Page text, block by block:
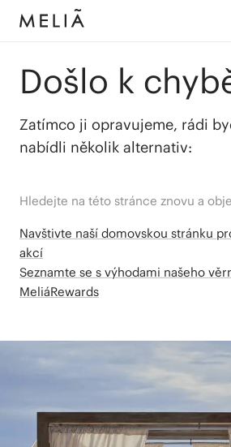
Došlo k
Zatímco ji opravujeme, rádi
nabídli několik alternativ:
Hledejte na této stránce znovu a
Navštivte naší domovskou stránku
akcí
Seznamte se s výhodami našeho
MeliáRewards